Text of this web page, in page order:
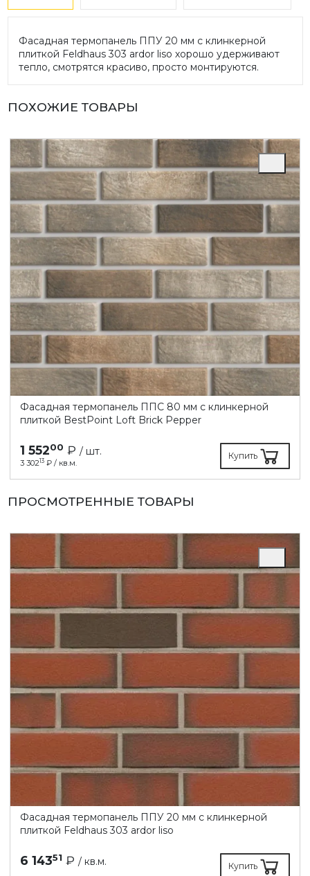
Фасадная термопанель ППУ 20 мм с клинкерной
плиткой Feldhaus 303 ardor liso хорошо удерживают
тепло, смотрятся красиво, просто монтируются.
ПОХОЖИЕ ТОВАРЫ
Фасадная термопанель ППC 80 мм с клинкерной
плиткой BestPoint Loft Brick Pepper
1 55200 ₽ / шт.
3 30213 ₽ / кв.м.
Купить
ПРОСМОТРЕННЫЕ ТОВАРЫ
Фасадная термопанель ППУ 20 мм с клинкерной
плиткой Feldhaus 303 ardor liso
6 14351 ₽ / кв.м. Купить